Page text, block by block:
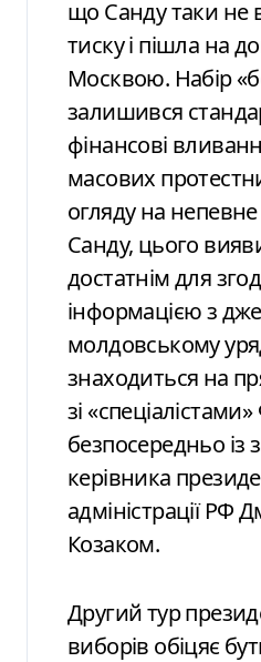
що Санду таки не
тиску і пішла на
Москвою. Набір
залишився
фінансові
масових
огляду на
Санду, цього
достатнім для
інформацією з
молдовському
знаходиться на
зі
безпосередньо із
керівника
адміністрації РФ
Козаком.
Другий тур
виборів обіцяє